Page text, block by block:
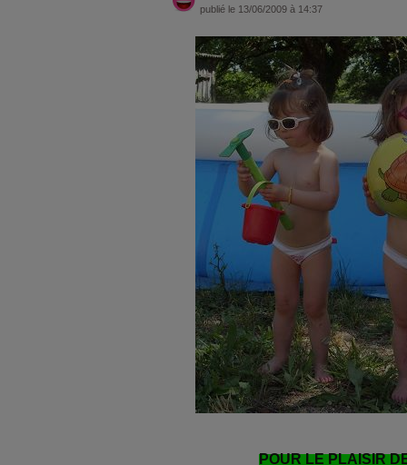
publié le 13/06/2009 à 14:37
POUR LE PLAISIR